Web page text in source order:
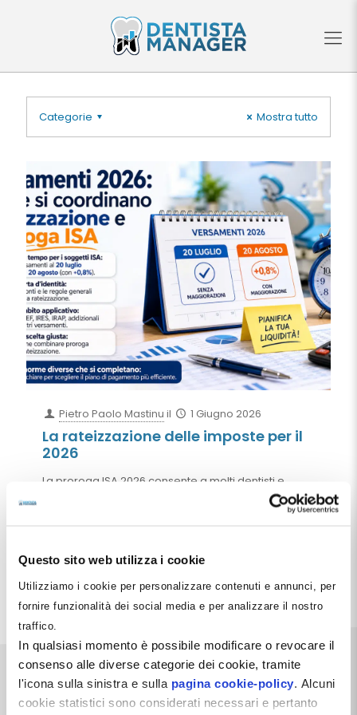
Questo sito web utilizza i cookie
Utilizziamo i cookie per personalizzare contenuti e annunci, per
fornire funzionalità dei social media e per analizzare il nostro
traffico.
In qualsiasi momento è possibile modificare o revocare il
consenso alle diverse categorie dei cookie, tramite
l'icona sulla sinistra e sulla pagina cookie-policy . Alcuni
cookie statistici sono considerati necessari e pertanto
Categorie Mostra tutto
Pietro Paolo Mastinu il 1 Giugno 2026
La rateizzazione delle imposte per il
2026
La proroga ISA 2026 consente a molti dentisti e
società odontoiatriche di rinviare i versamenti fiscali
al 20 luglio o al 20 agosto. La misura non modifica le
della liquidità e della pianificazione finanziaria.
Leggi tutto